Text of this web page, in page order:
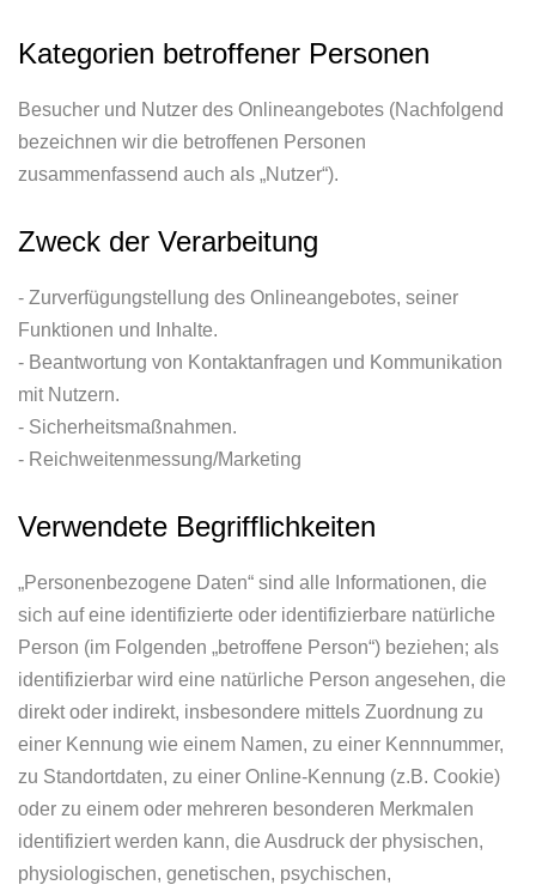
Kategorien betroffener Personen
Besucher und Nutzer des Onlineangebotes (Nachfolgend
bezeichnen wir die betroffenen Personen
zusammenfassend auch als „Nutzer“).
Zweck der Verarbeitung
- Zurverfügungstellung des Onlineangebotes, seiner
Funktionen und Inhalte.
- Beantwortung von Kontaktanfragen und Kommunikation
mit Nutzern.
- Sicherheitsmaßnahmen.
- Reichweitenmessung/Marketing
Verwendete Begrifflichkeiten
„Personenbezogene Daten“ sind alle Informationen, die
sich auf eine identifizierte oder identifizierbare natürliche
Person (im Folgenden „betroffene Person“) beziehen; als
identifizierbar wird eine natürliche Person angesehen, die
direkt oder indirekt, insbesondere mittels Zuordnung zu
einer Kennung wie einem Namen, zu einer Kennnummer,
zu Standortdaten, zu einer Online-Kennung (z.B. Cookie)
oder zu einem oder mehreren besonderen Merkmalen
identifiziert werden kann, die Ausdruck der physischen,
physiologischen, genetischen, psychischen,